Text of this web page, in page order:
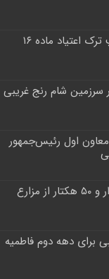
راه اندازی دومین کمپ ترک اعتیاد ماده ۱۶
سرزمین شام رنج غریبی
اول رئیس‌جمهور
مبارزه بیولوژیک در هزار و ۵۰ هکتار از مزارع
برای دهه دوم فاطمیه